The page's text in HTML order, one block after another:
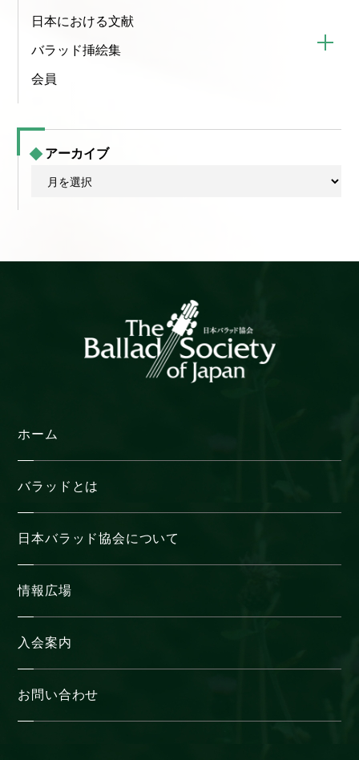
日本における文献
バラッド挿絵集
会員
アーカイブ
ブ
ホーム
バラッドとは
日本バラッド協会について
情報広場
入会案内
お問い合わせ